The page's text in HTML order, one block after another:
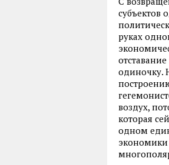
субъектов
руках
одиночку.
воздух,
которая
одном